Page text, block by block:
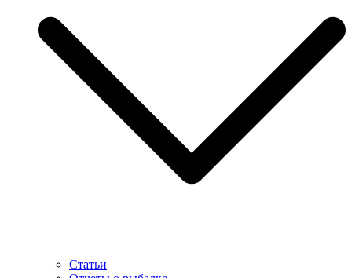
Статьи